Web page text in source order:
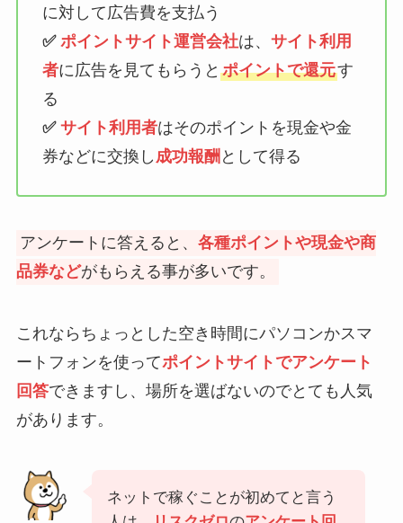
に対して広告費を支払う
✅ ポイントサイト運営会社は、 サイト利用
者に広告を見てもらうと ポイントで還元す
る
✅ サイト利用者はそのポイントを現金や金
券などに交換し 成功報酬 として得る
アンケートに答えると、各種ポイントや現金や商
品券などがもらえる事が多いです。
これならちょっとした空き時間にパソコンかスマ
ートフォンを使ってポイントサイトでアンケート
回答できますし、場所を選ばないのでとても人気
があります。
ネットで稼ぐことが初めてと言う